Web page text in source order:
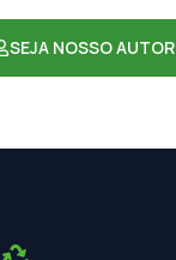
SEJA NOSSO AUTOR